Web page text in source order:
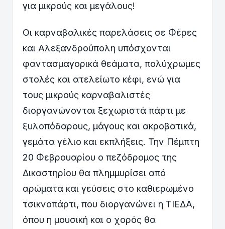
για μικρούς και μεγάλους!
Οι καρναβαλικές παρελάσεις σε Φέρες
και Αλεξανδρούπολη υπόσχονται
φαντασμαγορικά θεάματα, πολύχρωμες
στολές και ατελείωτο κέφι, ενώ για
τους μικρούς καρναβαλιστές
διοργανώνονται ξεχωριστά πάρτι με
ξυλοπόδαρους, μάγους και ακροβατικά,
γεμάτα γέλιο και εκπλήξεις. Την Πέμπτη
20 Φεβρουαρίου ο πεζόδρομος της
Δικαστηρίου θα πλημμυρίσει από
αρώματα και γεύσεις στο καθιερωμένο
τσικνοπάρτι, που διοργανώνει η ΤΙΕΔΑ,
όπου η μουσική και ο χορός θα